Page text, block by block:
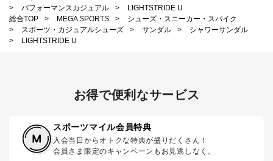
>
パフォーマンスカジュアル >
LIGHTSTRIDE U
総合TOP
> MEGA SPORTS >
シューズ・スニーカー・スパイク
>
スポーツ・カジュアルシューズ > サンダル >
シャワーサンダル
>
LIGHTSTRIDE U
お得で便利なサービス
スポーツマイル会員特典
入会当日からオトクな特典が盛りだくさん！
会員さま限定のキャンペーンもお見逃しなく。